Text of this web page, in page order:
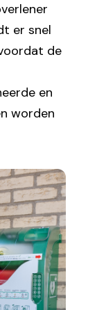
er snel
de
en
worden